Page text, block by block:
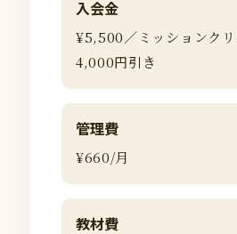
入会金
¥5,500／ミッションク
4,000円引き
管理費
¥660/月
教材費